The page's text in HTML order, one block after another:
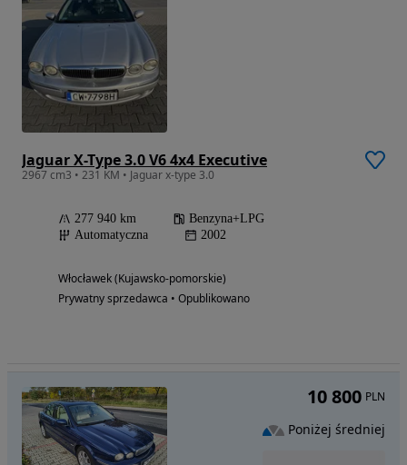
Jaguar X-Type 3.0 V6 4x4 Executive
2967 cm3 • 231 KM • Jaguar x-type 3.0
277 940 km
Benzyna+LPG
Automatyczna
2002
Włocławek (Kujawsko-pomorskie)
Prywatny sprzedawca • Opublikowano
10 800 PLN
Poniżej średniej